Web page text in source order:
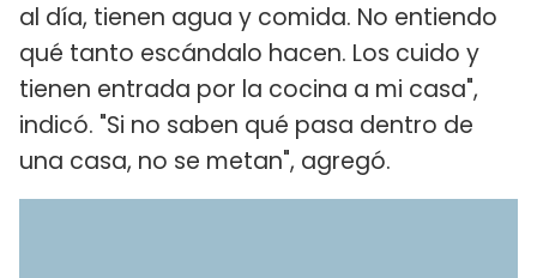
al día, tienen agua y comida. No entiendo
qué tanto escándalo hacen. Los cuido y
tienen entrada por la cocina a mi casa",
indicó. "Si no saben qué pasa dentro de
una casa, no se metan", agregó.